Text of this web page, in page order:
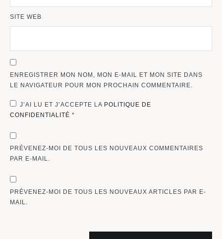
SITE WEB
ENREGISTRER MON NOM, MON E-MAIL ET MON SITE DANS
LE NAVIGATEUR POUR MON PROCHAIN COMMENTAIRE.
J’AI LU ET J’ACCEPTE LA POLITIQUE DE
CONFIDENTIALITÉ *
PRÉVENEZ-MOI DE TOUS LES NOUVEAUX COMMENTAIRES
PAR E-MAIL.
PRÉVENEZ-MOI DE TOUS LES NOUVEAUX ARTICLES PAR E-
MAIL.